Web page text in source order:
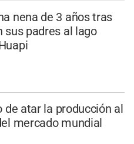
nena de 3 años tras
sus padres al lago
de atar la producción al
mercado mundial